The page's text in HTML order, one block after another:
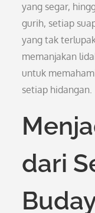
yang segar,
gurih, setiap
yang tak
memanjakan
untuk
setiap hidangan.
dari